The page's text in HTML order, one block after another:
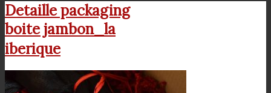
Detaille packaging
boite jambon_la
iberique